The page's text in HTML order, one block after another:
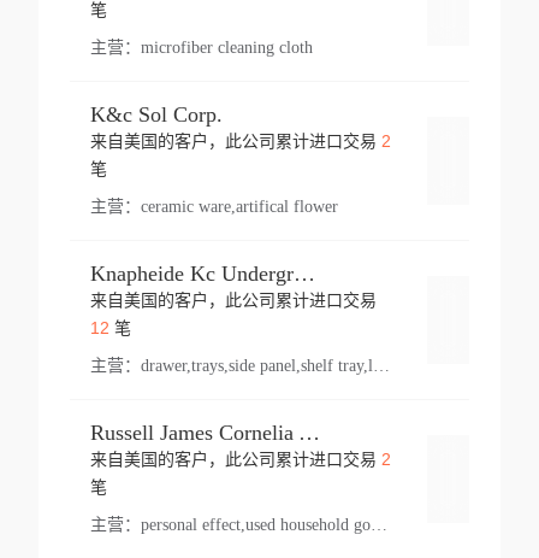
笔
主营： microfiber cleaning cloth
K&c Sol Corp.
来自美国的客户，此公司累计进口交易 2
笔
主营： ceramic ware,artifical flower
Knapheide Kc Underground
来自美国的客户，此公司累计进口交易
12 笔
主营：
Russell James Cornelia Arlington Va
来自美国的客户，此公司累计进口交易 2
笔
主营： personal effect,used household goods